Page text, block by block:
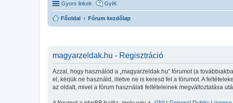
Gyors linkek GyIK
Főoldal Fórum kezdőlap
magyarzeldak.hu - Regisztráció
Azzal, hogy használod a „magyarzeldak.hu” fórumot (a
el, kérjük ne használd, illetve ne is keresd fel a fórumot. A
az oldalt, mivel a fórum használati feltételeinek megváltoztatása